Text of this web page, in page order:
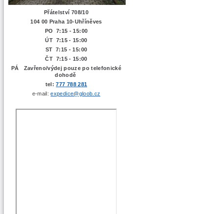
Přátelství 708/10
104 00 Praha 10-Uhříněves
PO 7:15 - 15:00
ÚT 7:15 - 15:00
ST 7:15 - 15:00
ČT 7:15 - 15:00
PÁ Zavřeno/výdej pouze po telefonické
dohodě
tel:777 788 281
e-mail:expedice@gloob.cz